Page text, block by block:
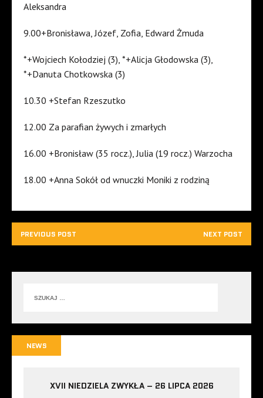
Aleksandra
9.00+Bronisława, Józef, Zofia, Edward Żmuda
*+Wojciech Kołodziej (3), *+Alicja Głodowska (3),
*+Danuta Chotkowska (3)
10.30 +Stefan Rzeszutko
12.00 Za parafian żywych i zmarłych
16.00 +Bronisław (35 rocz.), Julia (19 rocz.) Warzocha
18.00 +Anna Sokół od wnuczki Moniki z rodziną
PREVIOUS POST NEXT POST
NEWS
XVII NIEDZIELA ZWYKŁA – 26 LIPCA 2026